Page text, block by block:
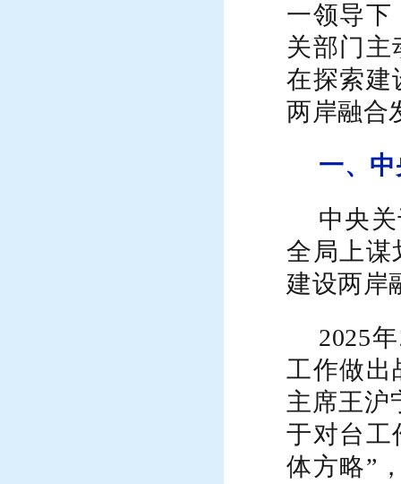
一领导下
关部门
在探索建
两岸融合
一、
中央
全局 上谋
建设两岸
2025年
工作做出
主席王沪
于对台工
体方略”